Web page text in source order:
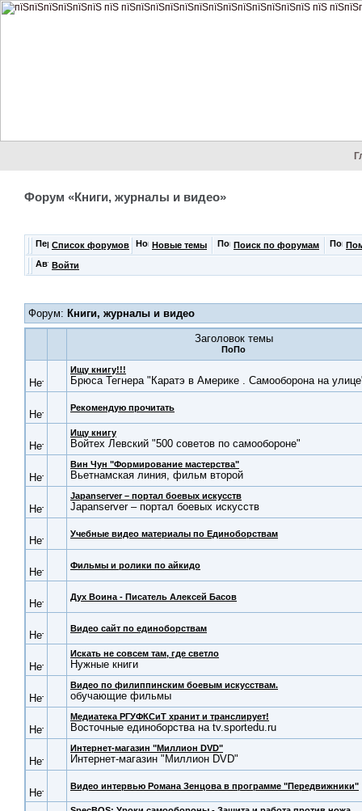
Форум «Книги, журналы и видео»
Список форумов Новые темы Поиск по форумам
Войти
Форум: Книги, журналы и видео
Заголовок темы
Ищу книгу!!!
Брюса Тегнера "Каратэ в Америке . Самооборона на
Рекомендую прочитать
Ищу книгу
Войтех Левский "500 советов по самообороне"
Вин Чун "Формирование мастерства"
Вьетнамская линия, фильм второй
Japanserver – портал боевых искусств
Japanserver – портал боевых искусств
Учебные видео материалы по Единоборствам
Фильмы и ролики по айкидо
Дух Воина - Писатель Алексей Басов
Видео сайт по единоборствам
Искать не совсем там, где светло
Нужные книги
Видео по филиппинским боевым искусствам.
обучающие фильмы
Медиатека РГУФКСиТ хранит и транслирует!
Восточные единоборства на tv.sportedu.ru
Интернет-магазин "Миллион DVD"
Интернет-магазин "Миллион DVD"
Видео интервью Романа Зенцова в программе "Передвижники"